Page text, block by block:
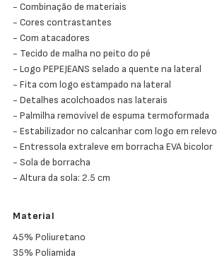
- Combinação de materiais
- Cores contrastantes
- Com atacadores
- Tecido de malha no peito do pé
- Logo PEPEJEANS selado a quente na lateral
- Fita com logo estampado na lateral
- Detalhes acolchoados nas laterais
- Palmilha removível de espuma termoformada
- Estabilizador no calcanhar com logo em relevo
- Entressola extraleve em borracha EVA bicolor
- Sola de borracha
- Altura da sola: 2.5 cm
Material
45% Poliuretano
35% Poliamida